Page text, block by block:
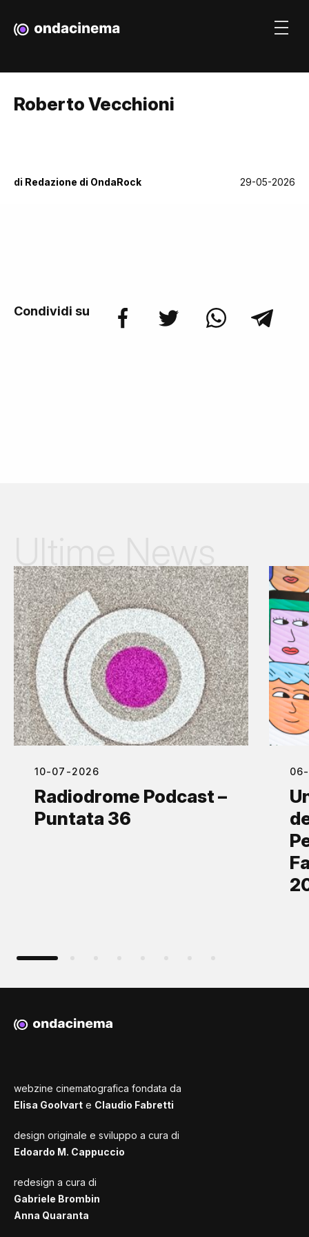
Roberto Vecchioni
di Redazione di OndaRock 29-05-2026
Condividi su
10-07-2026
Radiodrome Podcast –
Puntata 36
webzine cinematografica fondata da
Elisa Goolvart e Claudio Fabretti
design originale e sviluppo a cura di
Edoardo M. Cappuccio
redesign a cura di
Gabriele Brombin
Anna Quaranta